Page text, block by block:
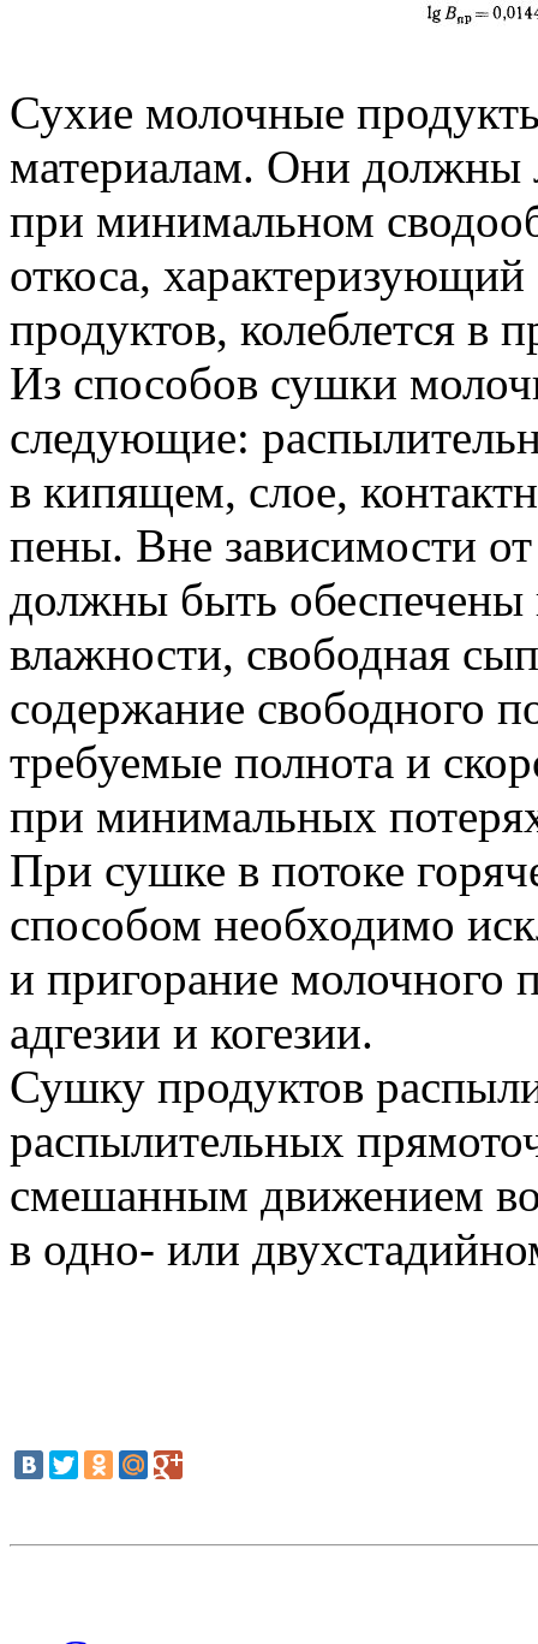
Сухие молочные
материалам. Они должны
при минимальном
откоса,
продуктов, колеблется в
Из способов сушки
следующие:
в кипящем, слое,
пены. Вне зависимости
должны быть обеспечены
влажности, свободная
содержание свободного
требуемые полнота и
при минимальных
При сушке в потоке
способом необходимо
и пригорание молочного
адгезии и когезии.
Сушку продуктов
распылительных
смешанным движением
в одно- или